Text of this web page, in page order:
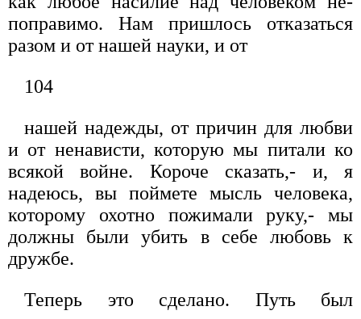
поправимо. Нам пришлось отказаться
разом и от нашей науки, и от
104
нашей надежды, от причин для любви
и от ненависти, которую мы питали ко
всякой войне. Короче сказать,- и, я
надеюсь, вы поймете мысль человека,
которому охотно пожимали руку,- мы
должны были убить в себе любовь к
дружбе.
Теперь это сделано. Путь был